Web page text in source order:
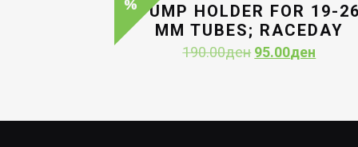
PUMP HOLDER FOR 19-26
MM TUBES; RACEDAY
190.00ден Original
95.00ден